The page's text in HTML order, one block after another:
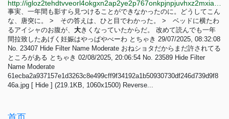
事実、一年間も影すら見つけることができなかったのに。どうしてこん
な、唐突に。 > その答えは、ひと目でわかった。 > ベッドに横たわ
るアイシャのお腹が、 大きくなっていたからだ。 改めて読んでも一年
間拉致したあげく妊娠はやっぱやべーわ とちゃき 29/07/2025, 08:32:08
No. 23407 Hide Filter Name Moderate おねショタだからまだ許されてる
ところがある とちゃき 02/08/2025, 20:06:54 No. 23589 Hide Filter
Name Moderate
61ecba2a937157e1d3263c8e499cff9f34192a1b50930730df246d739d9f8
46a.jpg [ Hide ] (219.1KB, 1060x1500) Reverse...